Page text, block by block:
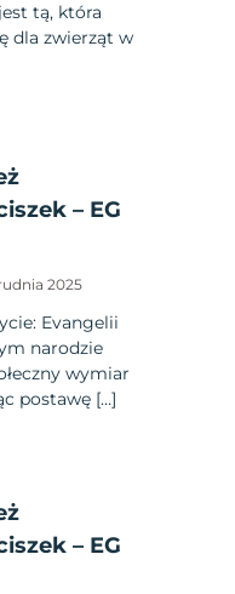
tą, która
dla zwierząt w
– EG
2025
Evangelii
narodzie
wymiar
postawę […]
– EG